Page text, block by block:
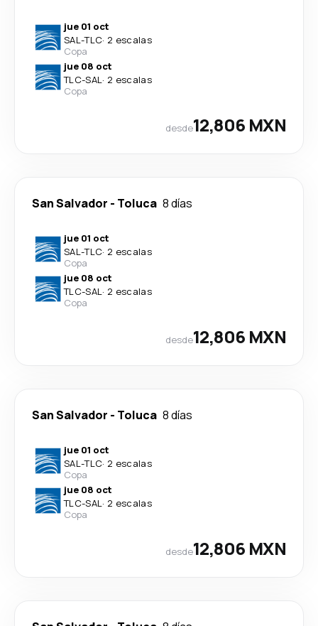
jue 01 oct
SAL-TLC· 2 escalas
Copa
jue 08 oct
TLC-SAL· 2 escalas
Copa
desde12,806 MXN
San Salvador - Toluca 8 días
jue 01 oct
SAL-TLC· 2 escalas
Copa
jue 08 oct
TLC-SAL· 2 escalas
Copa
desde12,806 MXN
San Salvador - Toluca 8 días
jue 01 oct
SAL-TLC· 2 escalas
Copa
jue 08 oct
TLC-SAL· 2 escalas
Copa
desde12,806 MXN